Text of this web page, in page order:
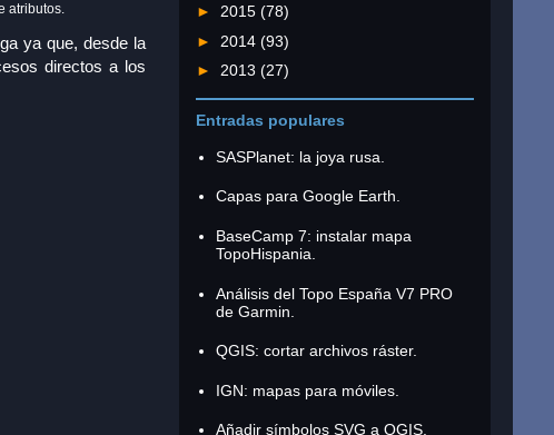
atributos.
ya que, desde la
directos a los
► 2015 (78)
► 2014 (93)
► 2013 (27)
Entradas populares
SASPlanet: la joya rusa.
Capas para Google Earth.
BaseCamp 7: instalar mapa
TopoHispania.
Análisis del Topo España V7 PRO
de Garmin.
QGIS: cortar archivos ráster.
IGN: mapas para móviles.
Añadir símbolos SVG a QGIS.